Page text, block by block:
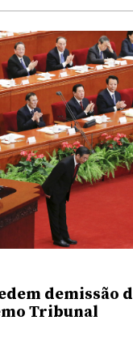
demissão
Tribunal